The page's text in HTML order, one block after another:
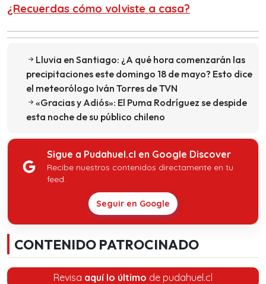
¿Recuerdas cómo volviste a casa?
Lluvia en Santiago: ¿A qué hora comenzarán las
precipitaciones este domingo 18 de mayo? Esto dice
el meteorólogo Iván Torres de TVN
«Gracias y Adiós»: El Puma Rodríguez se despide
esta noche de su público chileno
Sigue a Pudahuel.cl en Google Discover
Recibe nuestros contenidos directamente en tu
feed.
Seguir en Google
CONTENIDO PATROCINADO
Revisa aquí lo último de pudahuel.cl